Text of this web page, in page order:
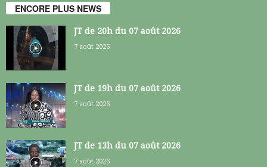
ENCORE PLUS NEWS
JT de 20h du 07 août 2026
7 août 2026
JT de 19h du 07 août 2026
7 août 2026
JT de 13h du 07 août 2026
7 août 2026